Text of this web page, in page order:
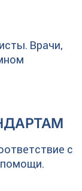
Врачи,
с